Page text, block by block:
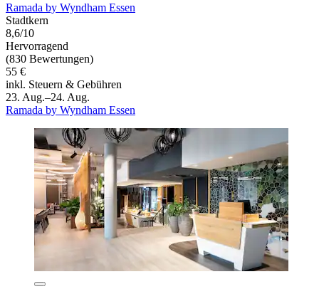
Ramada by Wyndham Essen
Stadtkern
8,6/10
Hervorragend
(830 Bewertungen)
55 €
inkl. Steuern & Gebühren
23. Aug.–24. Aug.
Ramada by Wyndham Essen